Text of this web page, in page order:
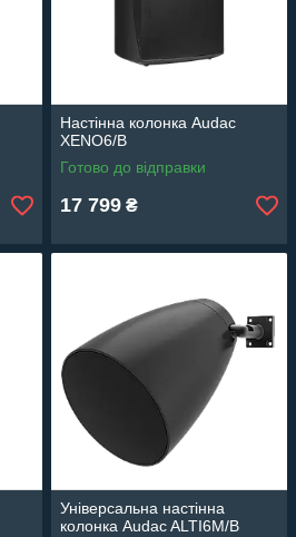
Настінна колонка Audac
XENO6/B
Готово до відправки
17 799 ₴
Універсальна настінна
колонка Audac ALTI6M/B